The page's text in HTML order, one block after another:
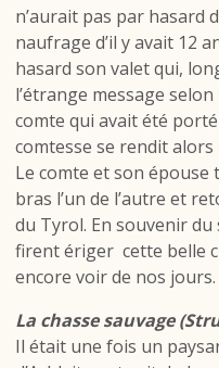
n’aurait pas par hasard
naufrage d’il y avait 12
hasard son valet qui,
l’étrange message
comte qui avait été
comtesse se rendit
Le comte et son
bras l’un de l’autre et
du Tyrol. En souvenir
firent ériger cette belle
encore voir de nos jours.
La chasse sauvage
Il était une fois un